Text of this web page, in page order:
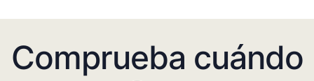
Comprueba cuándo